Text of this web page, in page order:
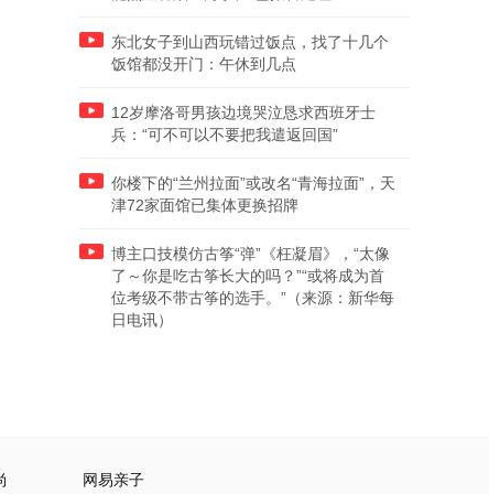
东北女子到山西玩错过饭点，找了十几个
饭馆都没开门：午休到几点
12岁摩洛哥男孩边境哭泣恳求西班牙士
兵：“可不可以不要把我遣返回国”
你楼下的“兰州拉面”或改名“青海拉面”，天
津72家面馆已集体更换招牌
博主口技模仿古筝“弹”《枉凝眉》，“太像
了～你是吃古筝长大的吗？”“或将成为首
位考级不带古筝的选手。”（来源：新华每
日电讯）
网易亲子